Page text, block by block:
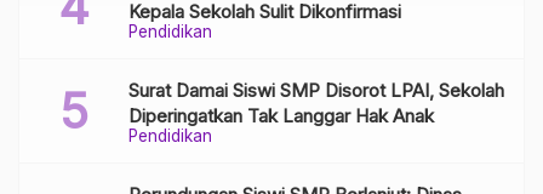
Pendidikan
Kepala Sekolah Sulit Dikonfirmasi
Pendidikan
Surat Damai Siswi SMP Disorot LPAI, Sekolah
Diperingatkan Tak Langgar Hak Anak